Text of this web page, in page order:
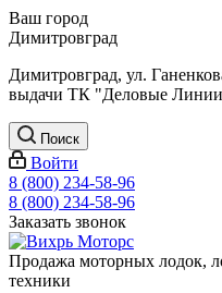
Ваш город
Димитровград
Димитровград, ул.
выдачи ТК "Деловые
Поиск
Войти
8 (800) 234-58-96
8 (800) 234-58-96
Заказать звонок
Продажа моторных лодок,
техники